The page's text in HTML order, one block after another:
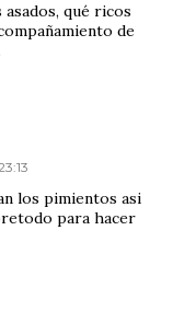
qué ricos
de
los pimientos asi
para hacer